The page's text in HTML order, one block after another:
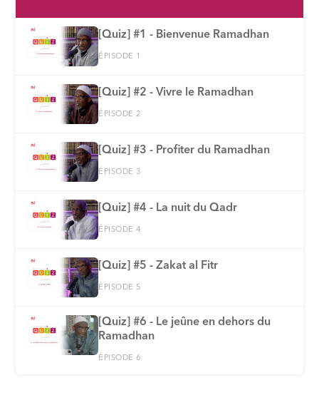
[Quiz] #1 - Bienvenue Ramadhan
ÉPISODE 1
[Quiz] #2 - Vivre le Ramadhan
ÉPISODE 2
[Quiz] #3 - Profiter du Ramadhan
ÉPISODE 3
[Quiz] #4 - La nuit du Qadr
ÉPISODE 4
[Quiz] #5 - Zakat al Fitr
ÉPISODE 5
[Quiz] #6 - Le jeûne en dehors du
Ramadhan
ÉPISODE 6